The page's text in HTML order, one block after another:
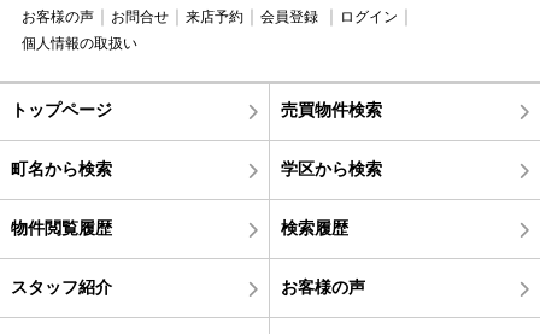
お客様の声
お問合せ 来店予約 会員登録
ログイン
個人情報の取扱い
トップページ 売買物件検索
町名から検索 学区から検索
物件閲覧履歴 検索履歴
スタッフ紹介 お客様の声